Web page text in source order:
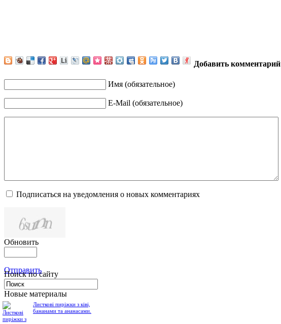
Добавить комментарий
Имя (обязательное)
E-Mail (обязательное)
Подписаться на уведомления о новых комментариях
Обновить
Отправить
Поиск по сайту
Новые материалы
Листкові пиріжки з ківі,
бананами та ананасами.